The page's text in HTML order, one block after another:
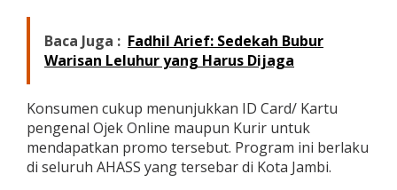
k
o
n
e
r
v
i
s
Baca Juga : Fadhil Arief: Sedekah Bubur
Warisan Leluhur yang Harus Dijaga
Konsumen cukup menunjukkan ID Card/ Kartu
pengenal Ojek Online maupun Kurir untuk
mendapatkan promo tersebut. Program ini berlaku
di seluruh AHASS yang tersebar di Kota Jambi.